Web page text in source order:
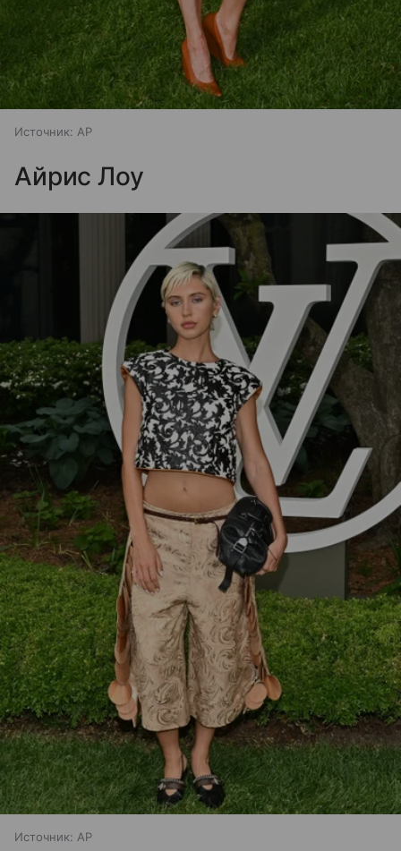
Источник: AP
Айрис Лоу
Источник: AP